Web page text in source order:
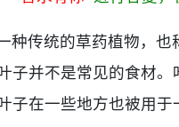
种传统的草药植物，
子并不是常见的食材
子在一些地方也被用于